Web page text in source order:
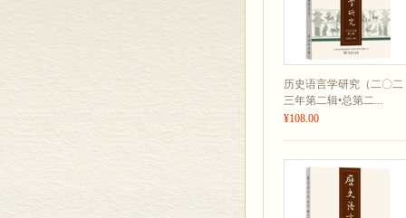
历史语言学研究（二〇二
三年第二辑•总第二...
¥108.00